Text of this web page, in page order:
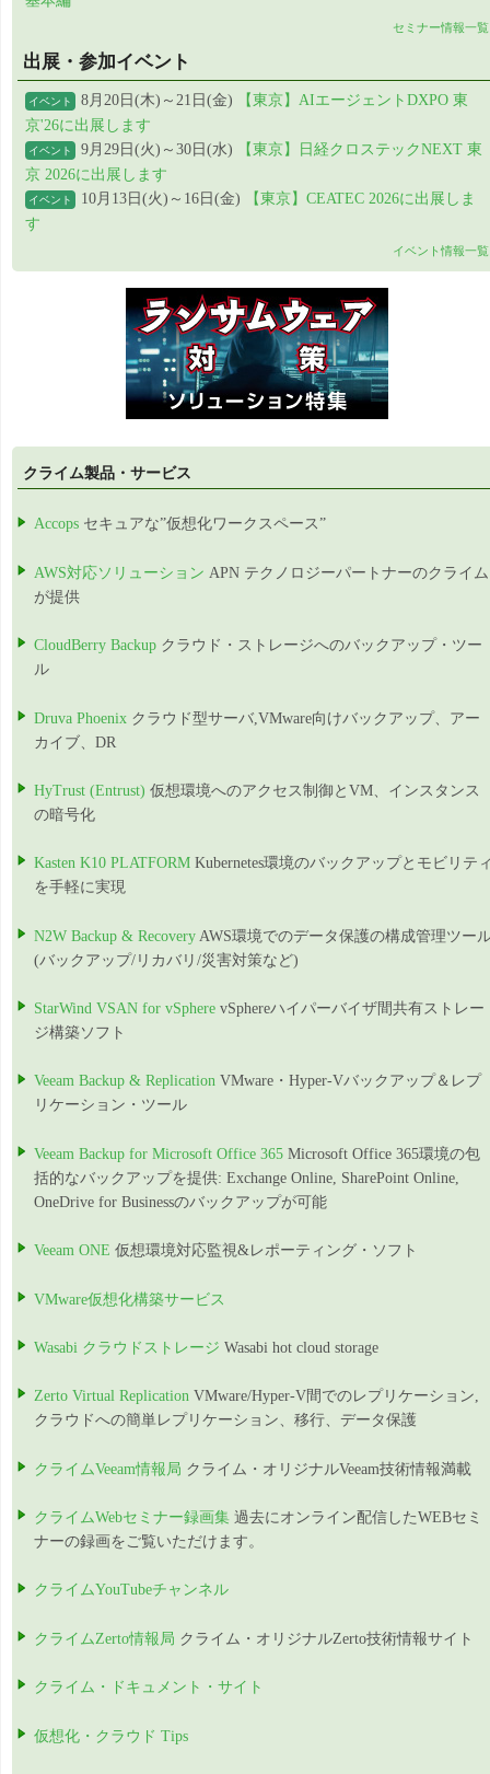
セミナー情報一覧
出展・参加イベント
イベント 8月20日(木)～21日(金)
【東京】AIエージェントDXPO 東
京'26に出展します
イベント 9月29日(火)～30日(水)
【東京】日経クロステックNEXT 東
京 2026に出展します
イベント 10月13日(火)～16日(金)
【東京】CEATEC 2026に出展しま
す
イベント情報一覧
クライム製品・サービス
Accops セキュアな”仮想化ワークスペース”
AWS対応ソリューション APN テクノロジーパートナーのクライム
が提供
CloudBerry Backup クラウド・ストレージへのバックアップ・ツー
ル
Druva Phoenix クラウド型サーバ,VMware向けバックアップ、アー
カイブ、DR
HyTrust (Entrust) 仮想環境へのアクセス制御とVM、インスタンス
の暗号化
Kasten K10 PLATFORM Kubernetes環境のバックアップとモビリテ
を手軽に実現
N2W Backup & Recovery AWS環境でのデータ保護の構成管理ツー
(バックアップ/リカバリ/災害対策など)
StarWind VSAN for vSphere vSphereハイパーバイザ間共有ストレー
ジ構築ソフト
Veeam Backup & Replication VMware・Hyper-Vバックアップ＆レプ
リケーション・ツール
Veeam Backup for Microsoft Office 365 Microsoft Office 365環境の包
括的なバックアップを提供: Exchange Online, SharePoint Online,
OneDrive for Businessのバックアップが可能
Veeam ONE 仮想環境対応監視&レポーティング・ソフト
VMware仮想化構築サービス
Wasabi クラウドストレージ Wasabi hot cloud storage
Zerto Virtual Replication VMware/Hyper-V間でのレプリケーション,
クラウドへの簡単レプリケーション、移行、データ保護
クライムVeeam情報局 クライム・オリジナルVeeam技術情報満載
クライムWebセミナー録画集 過去にオンライン配信したWEBセミ
ナーの録画をご覧いただけます。
クライムYouTubeチャンネル
クライムZerto情報局 クライム・オリジナルZerto技術情報サイト
クライム・ドキュメント・サイト
仮想化・クラウド Tips